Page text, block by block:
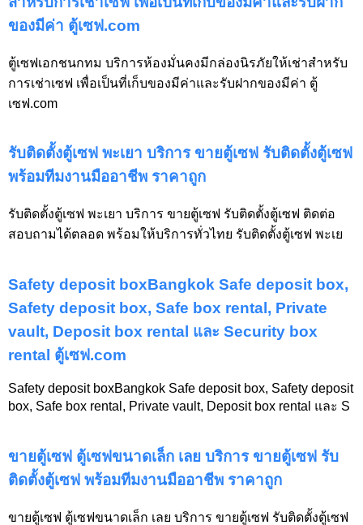
ของมีค่า ตู้เซฟ.com
ตู้เซฟเอกชนกทม บริการห้องมั่นคงมีกล่องนิรภัยให้เช่าสำหรับ
การเช่าเซฟ เพื่อเป็นที่เก็บของมีค่าและรับฝากของมีค่า ตู้
เซฟ.com
รับติดตั้งตู้เซฟ พะเยา บริการ ขายตู้เซฟ รับติดตั้งตู้เซฟ
พร้อมทีมงานมืออาชีพ ราคาถูก
รับติดตั้งตู้เซฟ พะเยา บริการ ขายตู้เซฟ รับติดตั้งตู้เซฟ ติดต่อ
สอบถามได้ตลอด พร้อมให้บริการทั่วไทย รับติดตั้งตู้เซฟ พะเย
Safety deposit boxBangkok Safe deposit box,
Safety deposit box, Safe box rental, Private
vault, Deposit box rental และ Security box
rental ตู้เซฟ.com
Safety deposit boxBangkok Safe deposit box, Safety deposit
box, Safe box rental, Private vault, Deposit box rental และ S
ขายตู้เซฟ ตู้เซฟขนาดเล็ก เลย บริการ ขายตู้เซฟ รับ
ติดตั้งตู้เซฟ พร้อมทีมงานมืออาชีพ ราคาถูก
ขายตู้เซฟ ตู้เซฟขนาดเล็ก เลย บริการ ขายตู้เซฟ รับติดตั้งตู้เซฟ